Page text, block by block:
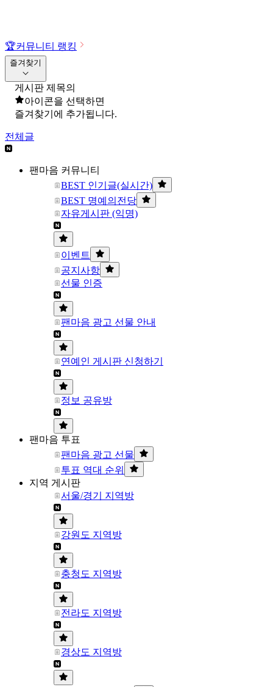
🏆커뮤니티 랭킹
즐겨찾기
게시판 제목의
아이콘을 선택하면
즐겨찾기에 추가됩니다.
전체글
팬마음 커뮤니티
BEST 인기글(실시간)
BEST 명예의전당
자유게시판 (익명)
이벤트
공지사항
선물 인증
팬마음 광고 선물 안내
연예인 게시판 신청하기
정보 공유방
팬마음 투표
팬마음 광고 선물
투표 역대 순위
지역 게시판
서울/경기 지역방
강원도 지역방
충청도 지역방
전라도 지역방
경상도 지역방